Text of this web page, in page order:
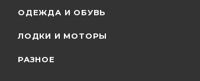
ОДЕЖДА И ОБУВЬ
ЛОДКИ И МОТОРЫ
РАЗНОЕ